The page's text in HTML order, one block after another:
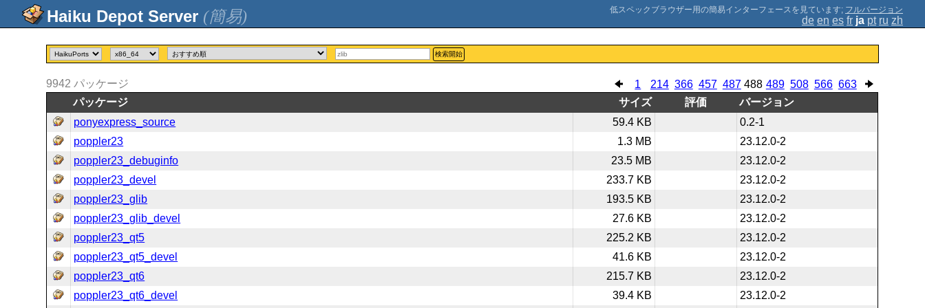
(簡易) ; フルバージョン
de en es fr ja pt ru zh
検索開始
1 214 366 457 487 488 489 508 566 663
9942 パッケージ
パッケージ
サイズ 評価
バージョン
ponyexpress_source
59.4 KB
0.2-1
poppler23
1.3 MB
23.12.0-2
poppler23_debuginfo
23.5 MB
23.12.0-2
poppler23_devel
233.7 KB
23.12.0-2
poppler23_glib
193.5 KB
23.12.0-2
poppler23_glib_devel
27.6 KB
23.12.0-2
poppler23_qt5
225.2 KB
23.12.0-2
poppler23_qt5_devel
41.6 KB
23.12.0-2
poppler23_qt6
215.7 KB
23.12.0-2
poppler23_qt6_devel
39.4 KB 23.12.0-2